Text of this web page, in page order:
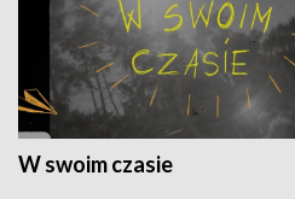
W swoim czasie